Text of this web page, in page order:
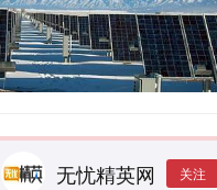
无忧精英网 关注